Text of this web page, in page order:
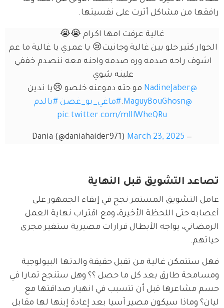
رافقها من مشاكل أثرت على نفسيتها.
غالية عرفت امها اكرام 😭😭
الحوار كتير حلو بين غالية وجانيت😢 يا عمري يا غالية ما عم
اشوف راحه صدمه وره صدمه واحنه معه ننصدم خففي
علينه شوي
@NadineJaber
مو حته دموعنه خلصو 😢يا ندين
@MaguyBouGhosn
.#ماغي_بو_غصن #بالدم
pic.twitter.com/mlIlWheQRu
— Dania (@daniahaider971)
March 23, 2025
تصاعد التشويق قبل النهاية
عامل التشويق المستمر نجح في إبقاء الجمهور على
أعصابه حتى اللحظة الأخيرة، ومع اقتراب نهاية العمل
الرمضاني، يواجه الأبطال قرارات مصيرية ستغير مجرى
حياتهم.
فهل ستتمكن غالية من تقبل حقيقة والدتها البيولوجية
ومسامحة طارق بعد كل ما حصل ؟؟ وهل ستنجح تمارا في
حسم مشاعرها قبل أن تتسبب في انهيار صداقتها مع
ليان؟ وماذا سيكون مصير آسيا بعد إعادة إبنها لها مقابل